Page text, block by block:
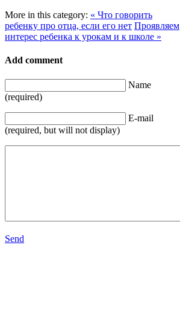
More in this category: « Что говорить
ребенку про отца, если его нет Проявляем
интерес ребенка к урокам и к школе »
Add comment
Name
(required)
E-mail
(required, but will not display)
Send